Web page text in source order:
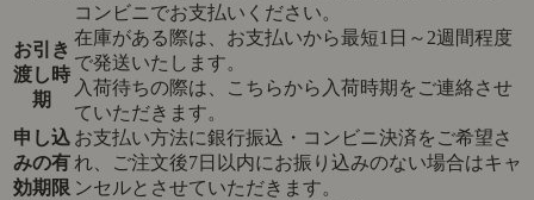
コンビニでお支払いください。
お引き
渡し時
期
在庫がある際は、お支払いから最短1日～2週間程度
で発送いたします。
入荷待ちの際は、こちらから入荷時期をご連絡させ
ていただきます。
申し込
みの有
効期限
お支払い方法に銀行振込・コンビニ決済をご希望さ
れ、ご注文後7日以内にお振り込みのない場合はキャ
ンセルとさせていただきます。